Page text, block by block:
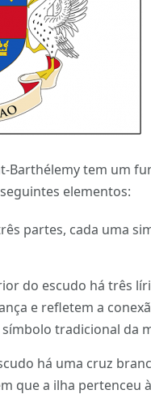
Barthélemy tem um
elementos:
partes, cada uma
do escudo há três
e refletem a
tradicional da
há uma cruz
que a ilha pertenceu